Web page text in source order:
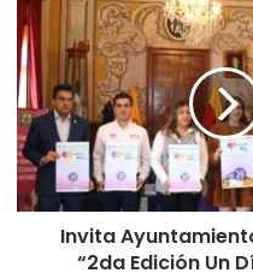
Invita
Ayuntamiento
De
Morelia
A
“2da
Edición
Un
Día
Invita
“2da Edición Un